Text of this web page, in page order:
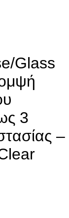
Glass
3
–